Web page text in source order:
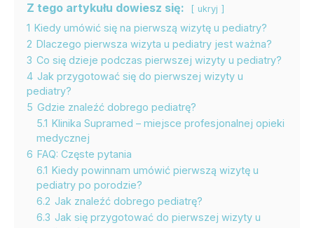
Z tego artykułu dowiesz się: ukryj
1 Kiedy umówić się na pierwszą wizytę u pediatry?
2 Dlaczego pierwsza wizyta u pediatry jest ważna?
3 Co się dzieje podczas pierwszej wizyty u pediatry?
4 Jak przygotować się do pierwszej wizyty u
pediatry?
5 Gdzie znaleźć dobrego pediatrę?
5.1 Klinika Supramed – miejsce profesjonalnej opieki
medycznej
6 FAQ: Częste pytania
6.1 Kiedy powinnam umówić pierwszą wizytę u
pediatry po porodzie?
6.2 Jak znaleźć dobrego pediatrę?
6.3 Jak się przygotować do pierwszej wizyty u